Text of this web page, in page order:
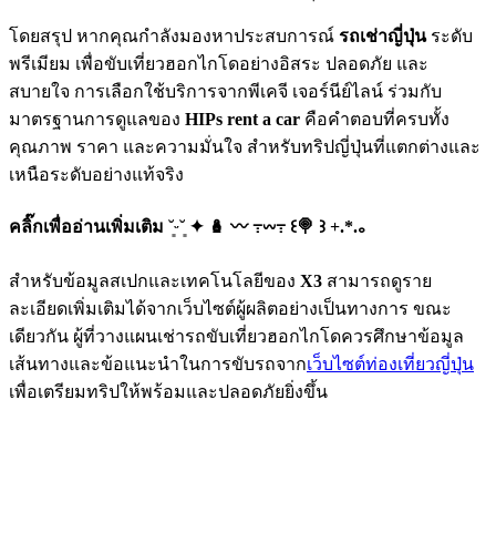
โดยสรุป หากคุณกำลังมองหาประสบการณ์ รถเช่าญี่ปุ่นระดับ
พรีเมียม เพื่อขับเที่ยวฮอกไกโดอย่างอิสระ ปลอดภัย และ
สบายใจ การเลือกใช้บริการจากพีเคจี เจอร์นีย์ไลน์ ร่วมกับ
มาตรฐานการดูแลของ HIPs rent a car คือคำตอบที่ครบทั้ง
คุณภาพ ราคา และความมั่นใจ สำหรับทริปญี่ปุ่นที่แตกต่างและ
เหนือระดับอย่างแท้จริง
คลิ๊กเพื่ออ่านเพิ่มเติม ˘͈ᵕ˘͈ ✦ 🪆 〰️ ߹𖥦߹ ꒰🍭 ꒱ +.*.｡
สำหรับข้อมูลสเปกและเทคโนโลยีของ X3 สามารถดูราย
ละเอียดเพิ่มเติมได้จากเว็บไซต์ผู้ผลิตอย่างเป็นทางการ ขณะ
เดียวกัน ผู้ที่วางแผนเช่ารถขับเที่ยวฮอกไกโดควรศึกษาข้อมูล
เส้นทางและข้อแนะนำในการขับรถจากเว็บไซต์ท่องเที่ยวญี่ปุ่น
เพื่อเตรียมทริปให้พร้อมและปลอดภัยยิ่งขึ้น